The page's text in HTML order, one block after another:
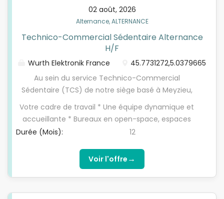
02 août, 2026
Alternance, ALTERNANCE
Technico-Commercial Sédentaire Alternance
H/F
Wurth Elektronik France
45.7731272,5.0379665
Au sein du service Technico-Commercial
Sédentaire (TCS) de notre siège basé à Meyzieu,
nous ouvrons deux postes de Technico-
commercial H/F en alternance, plutôt orientés
prospection pour développer notre portefeuille
clients et accompagner l'équipe sur les activités
quotidiennes. Après une première phase dédiée à
la prospection, vous monterez progressivement en
Votre cadre de travail * Une équipe dynamique et
accueillante * Bureaux en open-space, espaces
dédiés à la restauration et au sport * Tickets
d'apprentissage 35h * Participation +
intéressement au bénéfice * CSE (chèques
vacances, tickets KDEOS, possibilités de
commandes et réductions diverses) Votre profil *
Durée (Mois): 12
Voir l'offre →